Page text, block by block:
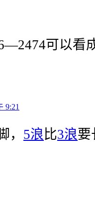
可以看
9:21
， 5浪 比3浪要